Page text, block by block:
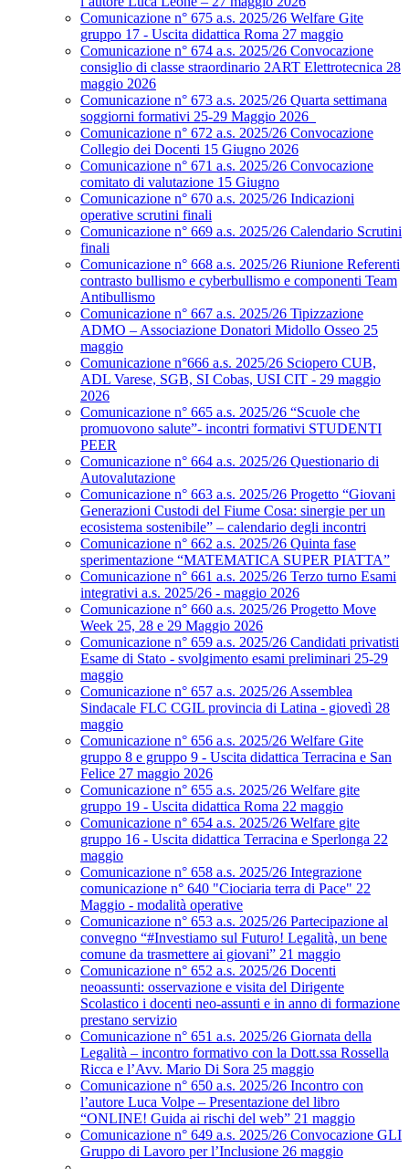
Comunicazione n° 675 a.s. 2025/26 Welfare Gite
gruppo 17 - Uscita didattica Roma 27 maggio
Comunicazione n° 674 a.s. 2025/26 Convocazione
consiglio di classe straordinario 2ART Elettrotecnica 28
maggio 2026
Comunicazione n° 673 a.s. 2025/26 Quarta settimana
soggiorni formativi 25-29 Maggio 2026
Comunicazione n° 672 a.s. 2025/26 Convocazione
Collegio dei Docenti 15 Giugno 2026
Comunicazione n° 671 a.s. 2025/26 Convocazione
comitato di valutazione 15 Giugno
Comunicazione n° 670 a.s. 2025/26 Indicazioni
operative scrutini finali
Comunicazione n° 669 a.s. 2025/26 Calendario Scrutini
finali
Comunicazione n° 668 a.s. 2025/26 Riunione Referenti
contrasto bullismo e cyberbullismo e componenti Team
Antibullismo
Comunicazione n° 667 a.s. 2025/26 Tipizzazione
ADMO – Associazione Donatori Midollo Osseo 25
maggio
Comunicazione n°666 a.s. 2025/26 Sciopero CUB,
ADL Varese, SGB, SI Cobas, USI CIT - 29 maggio
2026
Comunicazione n° 665 a.s. 2025/26 “Scuole che
promuovono salute”- incontri formativi STUDENTI
PEER
Comunicazione n° 664 a.s. 2025/26 Questionario di
Autovalutazione
Comunicazione n° 663 a.s. 2025/26 Progetto “Giovani
Generazioni Custodi del Fiume Cosa: sinergie per un
ecosistema sostenibile” – calendario degli incontri
Comunicazione n° 662 a.s. 2025/26 Quinta fase
sperimentazione “MATEMATICA SUPER PIATTA”
Comunicazione n° 661 a.s. 2025/26 Terzo turno Esami
integrativi a.s. 2025/26 - maggio 2026
Comunicazione n° 660 a.s. 2025/26 Progetto Move
Week 25, 28 e 29 Maggio 2026
Comunicazione n° 659 a.s. 2025/26 Candidati privatisti
Esame di Stato - svolgimento esami preliminari 25-29
maggio
Comunicazione n° 657 a.s. 2025/26 Assemblea
Sindacale FLC CGIL provincia di Latina - giovedì 28
maggio
Comunicazione n° 656 a.s. 2025/26 Welfare Gite
gruppo 8 e gruppo 9 - Uscita didattica Terracina e San
Felice 27 maggio 2026
Comunicazione n° 655 a.s. 2025/26 Welfare gite
gruppo 19 - Uscita didattica Roma 22 maggio
Comunicazione n° 654 a.s. 2025/26 Welfare gite
gruppo 16 - Uscita didattica Terracina e Sperlonga 22
maggio
Comunicazione n° 658 a.s. 2025/26 Integrazione
comunicazione n° 640 "Ciociaria terra di Pace" 22
Maggio - modalità operative
Comunicazione n° 653 a.s. 2025/26 Partecipazione al
convegno “#Investiamo sul Futuro! Legalità, un bene
comune da trasmettere ai giovani” 21 maggio
Comunicazione n° 652 a.s. 2025/26 Docenti
neoassunti: osservazione e visita del Dirigente
Scolastico i docenti neo-assunti e in anno di formazione
prestano servizio
Comunicazione n° 651 a.s. 2025/26 Giornata della
Legalità – incontro formativo con la Dott.ssa Rossella
Ricca e l’Avv. Mario Di Sora 25 maggio
Comunicazione n° 650 a.s. 2025/26 Incontro con
l’autore Luca Volpe – Presentazione del libro
“ONLINE! Guida ai rischi del web” 21 maggio
Comunicazione n° 649 a.s. 2025/26 Convocazione GLI
Gruppo di Lavoro per l’Inclusione 26 maggio